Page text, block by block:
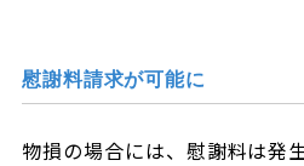
慰謝料請求が可能に
物損の場合には、慰謝料は発